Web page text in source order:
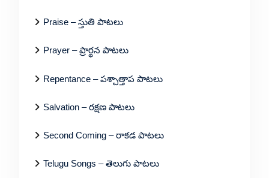
Praise – స్తుతి పాటలు
Prayer – ప్రార్థన పాటలు
Repentance – పశ్చాత్తాప పాటలు
Salvation – రక్షణ పాటలు
Second Coming – రాకడ పాటలు
Telugu Songs – తెలుగు పాటలు